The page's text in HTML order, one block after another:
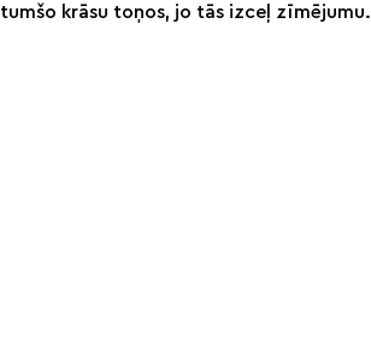
tumšo krāsu toņos, jo tās izceļ zīmējumu.